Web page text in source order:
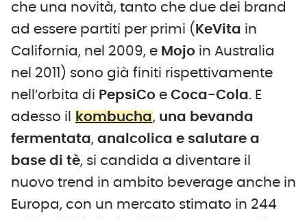
che una novità, tanto che due dei brand
ad essere partiti per primi ( KeVita in
California, nel 2009, e Mojo in Australia
nel 2011) sono già finiti rispettivamente
nell’orbita di PepsiCo e Coca-Cola. E
adesso il
kombucha, una bevanda
fermentata, analcolica e salutare a
base di tè, si candida a diventare il
nuovo trend in ambito beverage anche in
Europa, con un mercato stimato in 244